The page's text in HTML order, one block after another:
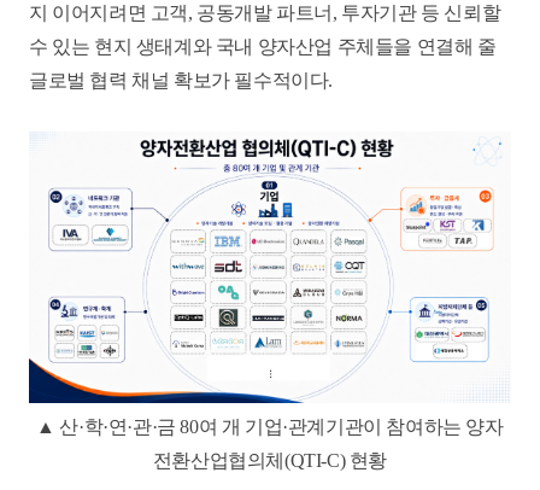
지 이어지려면 고객, 공동개발 파트너, 투자기관 등 신뢰할
수 있는 현지 생태계와 국내 양자산업 주체들을 연결해 줄
글로벌 협력 채널 확보가 필수적이다.
▲ 산·학·연·관·금 80여 개 기업·관계기관이 참여하는 양자
전환산업협의체(QTI-C) 현황